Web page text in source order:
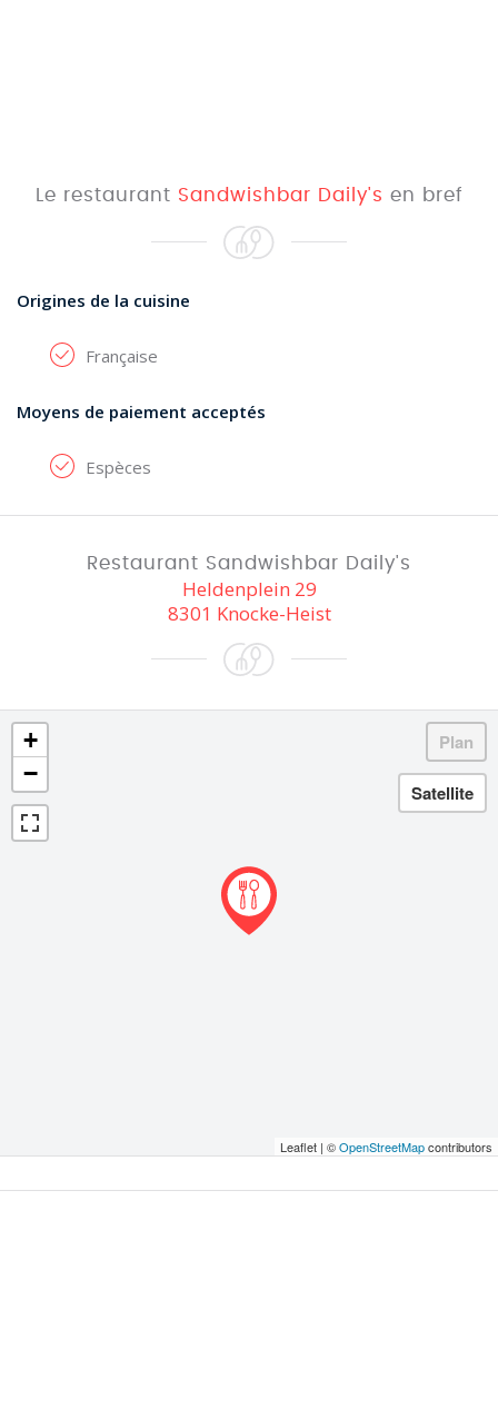
Le restaurant Sandwishbar Daily's en bref
Origines de la cuisine
Française
Moyens de paiement acceptés
Espèces
Restaurant Sandwishbar Daily's
Heldenplein 29
8301 Knocke-Heist
+
−
Leaflet | ©OpenStreetMapcontributors